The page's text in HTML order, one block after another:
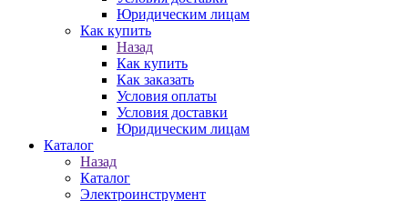
Юридическим лицам
Как купить
Назад
Как купить
Как заказать
Условия оплаты
Условия доставки
Юридическим лицам
Каталог
Назад
Каталог
Электроинструмент